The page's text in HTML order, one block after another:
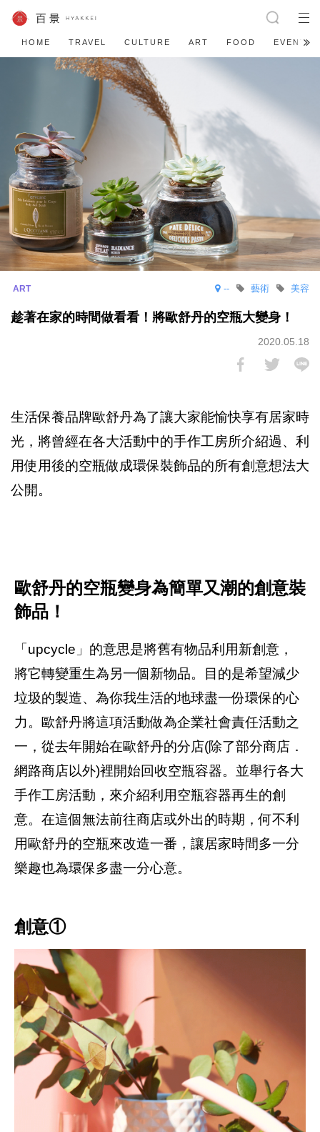
HOME TRAVEL CULTURE ART FOOD EVENT
-- 美容
藝術
趁著在家的時間做看看！將歐舒丹的空瓶大變身！
2020.05.18
生活保養品牌歐舒丹為了讓大家能愉快享有居家時
光，將曾經在各大活動中的手作工房所介紹過、利
用使用後的空瓶做成環保裝飾品的所有創意想法大
公開。
歐舒丹的空瓶變身為簡單又潮的創意裝
飾品！
「upcycle」的意思是將舊有物品利用新創意，
將它轉變重生為另一個新物品。目的是希望減少
垃圾的製造、為你我生活的地球盡一份環保的心
力。歐舒丹將這項活動做為企業社會責任活動之
一，從去年開始在歐舒丹的分店(除了部分商店．
網路商店以外)裡開始回收空瓶容器。並舉行各大
手作工房活動，來介紹利用空瓶容器再生的創
意。在這個無法前往商店或外出的時期，何不利
用歐舒丹的空瓶來改造一番，讓居家時間多一分
樂趣也為環保多盡一分心意。
創意①